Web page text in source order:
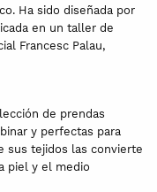
Ha sido diseñada por
en un taller de
Francesc Palau,
de prendas
y perfectas para
sus tejidos las convierte
piel y el medio